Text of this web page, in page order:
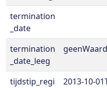
termination
_date
termination
_date_leeg
tijdstip_regi 2013-10-